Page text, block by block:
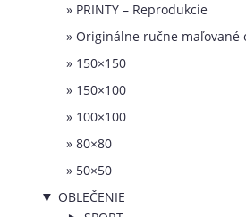
PRINTY – Reprodukcie
Originálne ručne maľované
150×150
150×100
100×100
80×80
50×50
▼ OBLEČENIE